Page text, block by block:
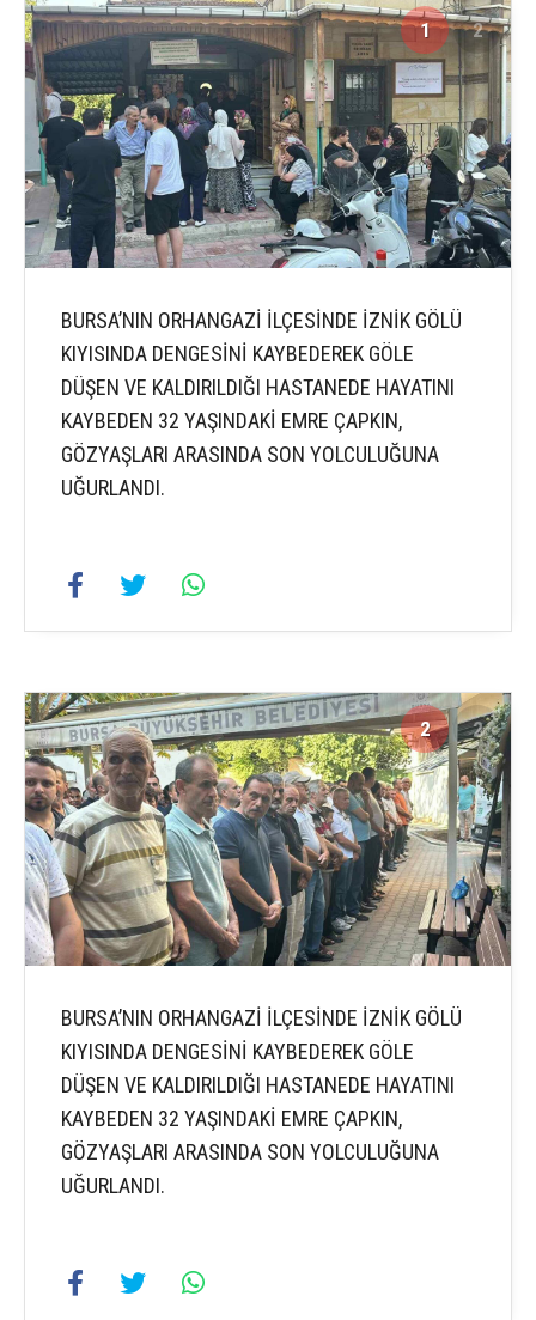
1 2
BURSA’NIN ORHANGAZİ İLÇESİNDE İZNİK GÖLÜ
KIYISINDA DENGESİNİ KAYBEDEREK GÖLE
DÜŞEN VE KALDIRILDIĞI HASTANEDE HAYATINI
KAYBEDEN 32 YAŞINDAKİ EMRE ÇAPKIN,
GÖZYAŞLARI ARASINDA SON YOLCULUĞUNA
UĞURLANDI.
2 2
BURSA’NIN ORHANGAZİ İLÇESİNDE İZNİK GÖLÜ
KIYISINDA DENGESİNİ KAYBEDEREK GÖLE
DÜŞEN VE KALDIRILDIĞI HASTANEDE HAYATINI
KAYBEDEN 32 YAŞINDAKİ EMRE ÇAPKIN,
GÖZYAŞLARI ARASINDA SON YOLCULUĞUNA
UĞURLANDI.